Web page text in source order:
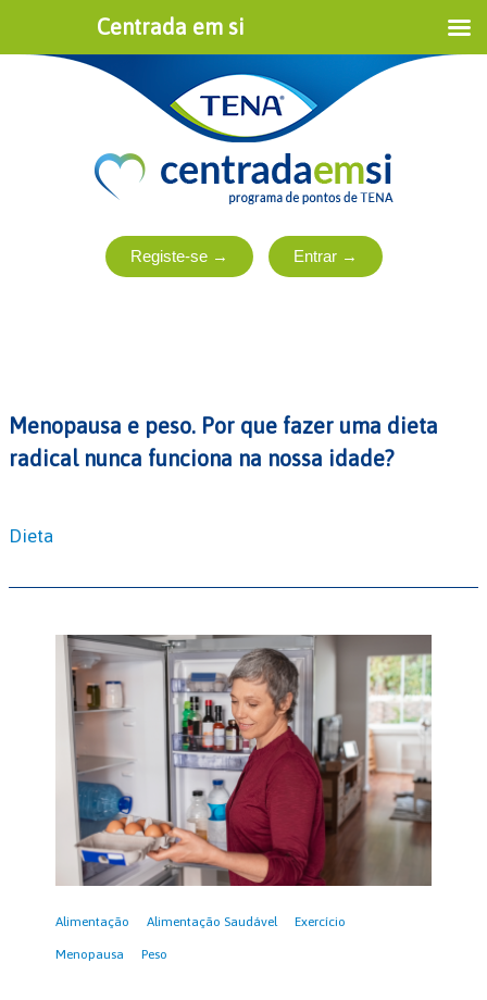
Menopausa e peso. Por que fazer uma dieta
radical nunca funciona na nossa idade?
Dieta
Alimentação Alimentação Saudável Exercício
Menopausa Peso
Centrada em si